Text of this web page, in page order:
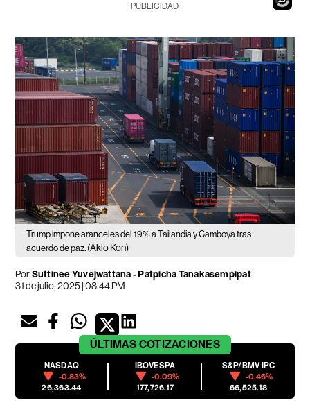
PUBLICIDAD
Trump impone aranceles del 19% a Tailandia y Camboya tras
acuerdo de paz. (Akio Kon)
PorSuttinee Yuvejwattana - Patpicha Tanakasempipat
31 de julio, 2025 | 08:44 PM
ÚLTIMAS COTIZACIONES
NASDAQ
-0.83%
26,363.44
IBOVESPA
-0.09%
177,726.17
S&P/BMV IPC
-0.46%
66,525.18